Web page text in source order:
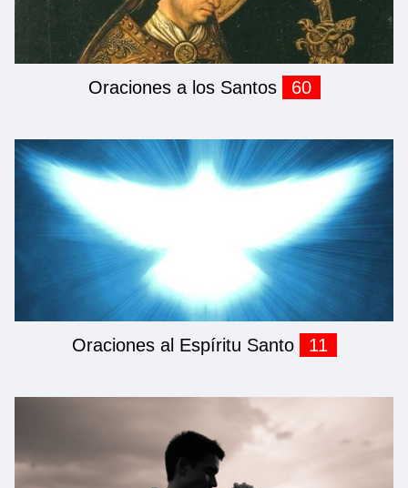
Oraciones a los Santos 60
Oraciones al Espíritu Santo 11